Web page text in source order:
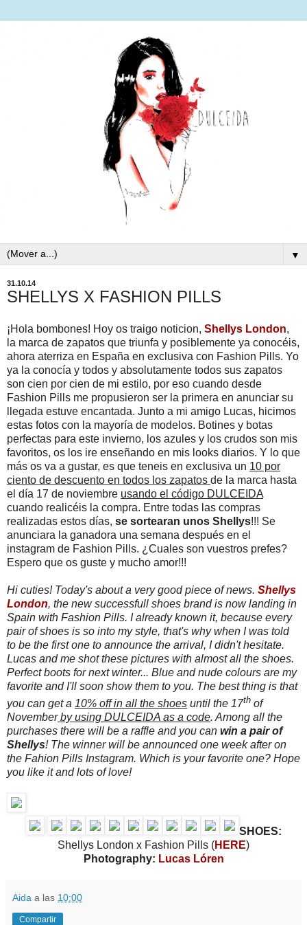
▼
31.10.14
SHELLYS X FASHION PILLS
¡Hola bombones! Hoy os traigo noticion, Shellys London,
la marca de zapatos que triunfa y posiblemente ya conocéis,
ahora aterriza en España en exclusiva con Fashion Pills. Yo
ya la conocía y todos y absolutamente todos sus zapatos
son cien por cien de mi estilo, por eso cuando desde
Fashion Pills me propusieron ser la primera en anunciar su
llegada estuve encantada. Junto a mi amigo Lucas, hicimos
estas fotos con la mayoría de modelos. Botines y botas
perfectas para este invierno, los azules y los crudos son mis
favoritos, os los ire enseñando en mis looks diarios. Y lo que
más os va a gustar, es que teneis en exclusiva un 10 por
ciento de descuento en todos los zapatos de la marca hasta
el día 17 de noviembre usando el código DULCEIDA
cuando realicéis la compra. Entre todas las compras
realizadas estos días, se sortearan unos Shellys!!! Se
anunciara la ganadora una semana después en el
instagram de Fashion Pills. ¿Cuales son vuestros prefes?
Espero que os guste y mucho amor!!!
Hi cuties! Today's about a very good piece of news. Shellys
London, the new successfull shoes brand is now landing in
Spain with Fashion Pills. I already known it, because every
pair of shoes is so into my style, that's why when I was told
to be the first one to announce the arrival, I didn't hesitate.
Lucas and me shot these pictures with almost all the shoes.
Perfect boots for next winter... Blue and nude colours are my
favorite and I'll soon show them to you. The best thing is that
you can get a 10% off in all the shoes until the 17th of
Novemberby using DULCEIDA as a code. Among all the
purchases there will be a raffle and you can win a pair of
Shellys! The winner will be announced one week after on
the Fahion Pills Instagram. Which is your favorite one? Hope
you like it and lots of love!
SHOES:
Shellys London x Fashion Pills (HERE)
Photography: Lucas Lóren
Aida a las 10:00
Compartir